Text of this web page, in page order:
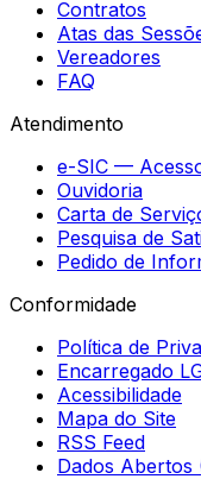
Contratos
Atas das
Vereadores
FAQ
Atendimento
e-SIC —
Ouvidoria
Carta de
Pesquisa de
Pedido de
Conformidade
Política de
Encarregado
Acessibilidade
Mapa do Site
RSS Feed
Dados Abertos